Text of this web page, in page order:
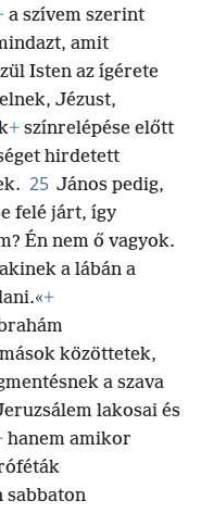
a szívem szerint
amit
Isten az ígérete
Jézust,
+ színrelépése előtt
hirdetett
25 János pedig,
felé járt, így
Én nem ő vagyok.
a lábán a
+
közöttetek,
a szava
lakosai és
hanem amikor
sabbaton